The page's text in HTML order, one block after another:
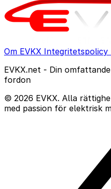
Om EVKX Integritetspolicy
EVKX.net - Din
fordon
© 2026 EVKX. Alla
med passion för elektrisk